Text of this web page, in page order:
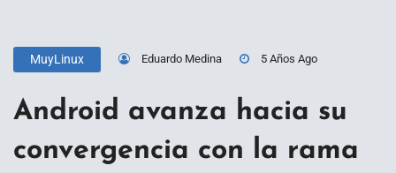
MuyLinux Eduardo Medina 5 Años Ago
Android avanza hacia su
convergencia con la rama